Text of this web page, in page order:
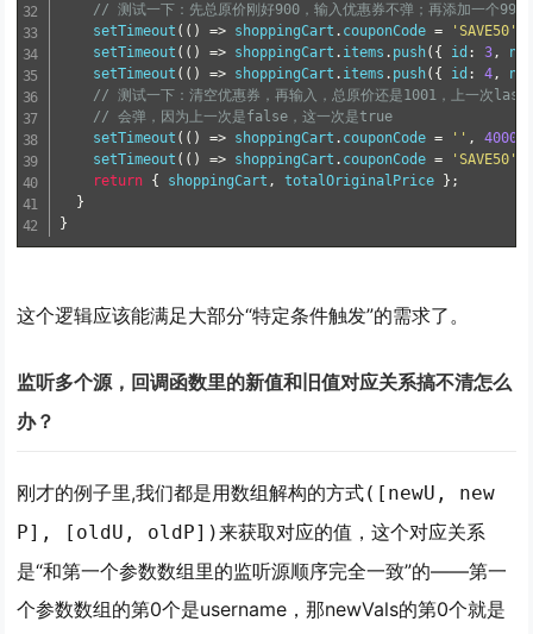
// 测试一下：先总原价刚好900，输入优惠券不弹；再添加一个99
setTimeout ( ( ) => shoppingCart . couponCode = 'SAVE50'
setTimeout ( ( ) => shoppingCart . items . push( { id : 3,
setTimeout ( ( ) => shoppingCart . items . push( { id : 4,
// 测试一下：清空优惠券，再输入，总原价还是1001，上一次
// 会弹，因为上一次是false，这一次是true
setTimeout ( ( ) => shoppingCart . couponCode = '' , 4000
setTimeout ( ( ) => shoppingCart . couponCode = 'SAVE50'
return { shoppingCart , totalOriginalPrice } ;
}
}
这个逻辑应该能满足大部分“特定条件触发”的需求了。
监听多个源，回调函数里的新值和旧值对应关系搞不清怎么
办？
刚才的例子里,我们都是用数组解构的方式([newU, new
P], [oldU, oldP])来获取对应的值，这个对应关系
是“和第一个参数数组里的监听源顺序完全一致”的——第一
个参数数组的第0个是username，那newVals的第0个就是